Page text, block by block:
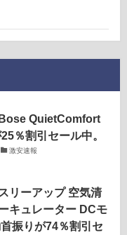
QuietComfort
％割引セール中。
激安速報
リーアップ 空気清
キュレーター DCモ
振りが74％割引セ